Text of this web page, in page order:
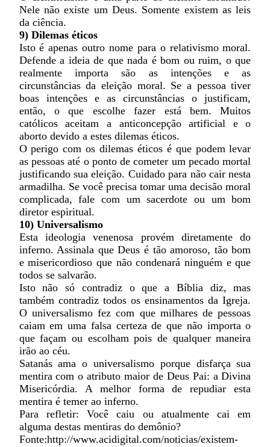
Nele não existe um Deus. Somente existem as leis
da ciência.
9) Dilemas éticos
Isto é apenas outro nome para o relativismo moral.
Defende a ideia de que nada é bom ou ruim, o que
realmente importa são as intenções e as
circunstâncias da eleição moral. Se a pessoa tiver
boas intenções e as circunstâncias o justificam,
então, o que escolhe fazer está bem. Muitos
católicos aceitam a anticoncepção artificial e o
aborto devido a estes dilemas éticos.
O perigo com os dilemas éticos é que podem levar
as pessoas até o ponto de cometer um pecado mortal
justificando sua eleição. Cuidado para não cair nesta
armadilha. Se você precisa tomar uma decisão moral
complicada, fale com um sacerdote ou um bom
diretor espiritual.
10) Universalismo
Esta ideologia venenosa provém diretamente do
inferno. Assinala que Deus é tão amoroso, tão bom
e misericordioso que não condenará ninguém e que
todos se salvarão.
Isto não só contradiz o que a Bíblia diz, mas
também contradiz todos os ensinamentos da Igreja.
O universalismo fez com que milhares de pessoas
caiam em uma falsa certeza de que não importa o
que façam ou escolham pois de qualquer maneira
irão ao céu.
Satanás ama o universalismo porque disfarça sua
mentira com o atributo maior de Deus Pai: a Divina
Misericórdia. A melhor forma de repudiar esta
mentira é temer ao inferno.
Para refletir: Você caiu ou atualmente cai em
alguma destas mentiras do demônio?
Fonte:http://www.acidigital.com/noticias/existem-